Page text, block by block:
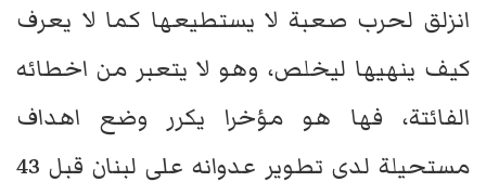
انزلق لحرب صعبة لا يستطيعها كما لا يعرف
كيف ينهيها ليخلص، وهو لا يتعبر من اخطائه
الفائتة، فها هو مؤخرا يكرر وضع اهداف
مستحيلة لدى تطوير عدوانه على لبنان قبل 43